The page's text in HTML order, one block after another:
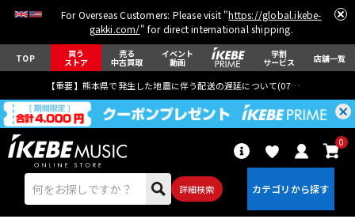
For Overseas Customers: Please visit "https://global.ikebe-
gakki.com/" for direct international shipping.
TOP 買う
ストア
売る
中古買取
イベント
動画
学割
サービス 店舗一覧
【重要】熊本県で発生した地震に伴う配送の遅延について(07月29日
詳細検索
0